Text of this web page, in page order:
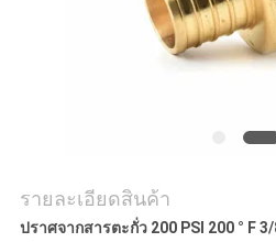
รายละเอียดสินค้า
ปราศจากสารตะกั่ว 200 PSI 200 ° F